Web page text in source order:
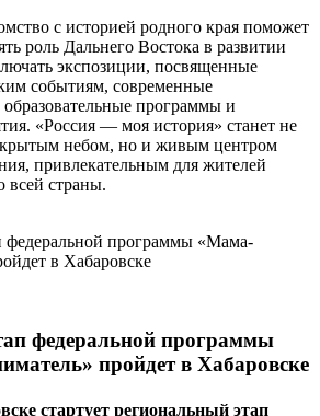
с историей родного края поможет
роль Дальнего Востока в развитии
экспозиции, посвященные
событиям, современные
программы и
«Россия — моя история» станет не
небом, но и живым центром
привлекательным для жителей
всей страны.
федеральной программы
пройдет в Хабаровске
стартует региональный этап